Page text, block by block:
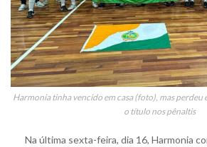
Harmonia tinha vencido em casa (foto), mas perdeu
o título nos pênaltis
Na última sexta-feira, dia 16, Harmonia